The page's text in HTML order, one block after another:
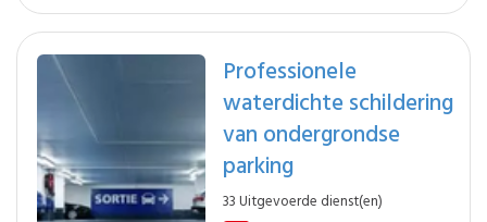
Professionele
waterdichte schildering
van ondergrondse
parking
33 Uitgevoerde dienst(en)